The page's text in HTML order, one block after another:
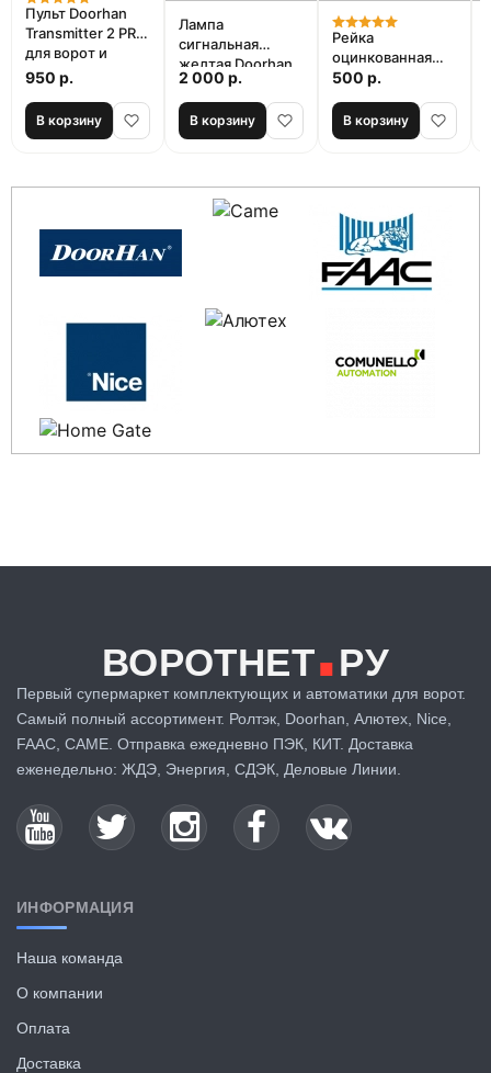
Пульт Doorhan
Transmitter 2 PRO
для ворот и
шлагбаумов
950 р.
В корзину
Лампа
сигнальная
желтая Doorhan
LAMP для ворот и
шлагбаумов
2 000 р.
В корзину
Рейка
оцинкованная
стальная
ФУРНИТЕХ 8 мм
500 р.
В корзину
ВОРОТНЕТ.РУ
Первый супермаркет комплектующих и автоматики для ворот.
Самый полный ассортимент. Ролтэк, Doorhan, Алютех, Nice,
FAAC, CAME. Отправка ежедневно ПЭК, КИТ. Доставка
еженедельно: ЖДЭ, Энергия, СДЭК, Деловые Линии.
ИНФОРМАЦИЯ
Наша команда
О компании
Оплата
Доставка